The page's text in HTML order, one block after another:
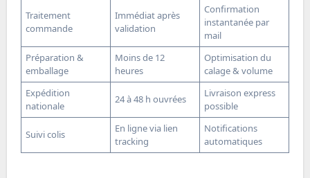
Traitement
commande
Immédiat après
validation
Confirmation
instantanée par
mail
Préparation &
emballage
Moins de 12
heures
Optimisation du
calage & volume
Expédition
nationale
24 à 48 h ouvrées
Livraison express
possible
Suivi colis
En ligne via lien
tracking
Notifications
automatiques